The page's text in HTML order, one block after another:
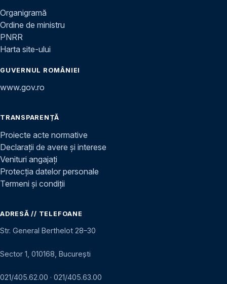
Organigramă
Ordine de ministru
PNRR
Harta site-ului
GUVERNUL ROMÂNIEI
www.gov.ro
TRANSPARENȚĂ
Proiecte acte normative
Declarații de avere și interese
Venituri angajați
Protecția datelor personale
Termeni și condiții
ADRESĂ // TELEFOANE
Str. General Berthelot 28–30
Sector 1, 010168, București
021/405.62.00 · 021/405.63.00